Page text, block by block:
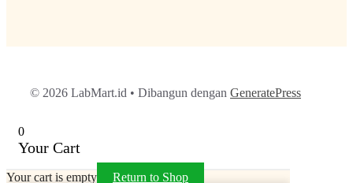
© 2026 LabMart.id • Dibangun dengan GeneratePress
0
Your Cart
Your cart is empty Return to Shop